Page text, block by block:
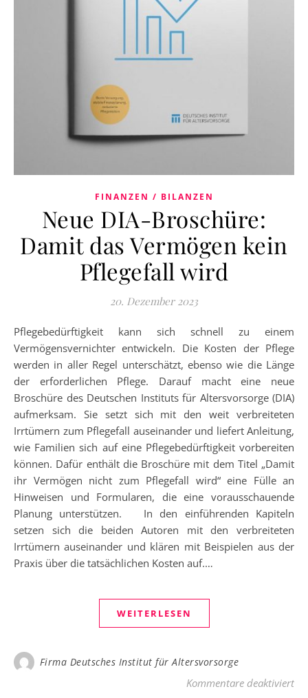
FINANZEN / BILANZEN
Neue DIA-Broschüre:
Damit das Vermögen kein
Pflegefall wird
20. Dezember 2023
Pflegebedürftigkeit kann sich schnell zu einem
Vermögensvernichter entwickeln. Die Kosten der Pflege
werden in aller Regel unterschätzt, ebenso wie die Länge
der erforderlichen Pflege. Darauf macht eine neue
Broschüre des Deutschen Instituts für Altersvorsorge (DIA)
aufmerksam. Sie setzt sich mit den weit verbreiteten
Irrtümern zum Pflegefall auseinander und liefert Anleitung,
wie Familien sich auf eine Pflegebedürftigkeit vorbereiten
können. Dafür enthält die Broschüre mit dem Titel „Damit
ihr Vermögen nicht zum Pflegefall wird“ eine Fülle an
Hinweisen und Formularen, die eine vorausschauende
Planung unterstützen. In den einführenden Kapiteln
setzen sich die beiden Autoren mit den verbreiteten
Irrtümern auseinander und klären mit Beispielen aus der
Praxis über die tatsächlichen Kosten auf.…
WEITERLESEN
Firma Deutsches Institut für Altersvorsorge
Kommentare deaktiviertfür